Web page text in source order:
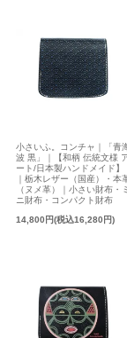
小さいふ。コンチャ｜「青
波 黒」｜【和柄 伝統文様
ート/日本製ハンドメイド】
｜栃木レザー（国産）・本
（ヌメ革）｜小さい財布・ミ
ニ財布・コンパクト財布
14,800円(税込16,280円)